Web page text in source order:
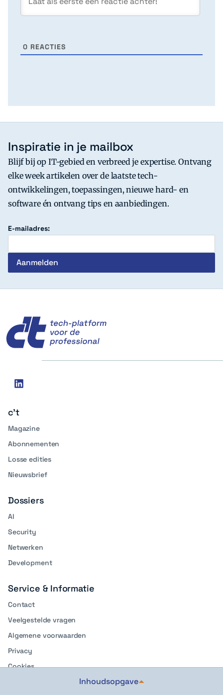
0 REACTIES
Inhoudsopgave
Inspiratie in je mailbox
Blijf bij op IT-gebied en verbreed je expertise. Ontvang
elke week artikelen over de laatste tech-
ontwikkelingen, toepassingen, nieuwe hard- en
software én ontvang tips en aanbiedingen.
E-mailadres:
Social
linkedin
c't
Magazine
Abonnementen
Losse edities
Nieuwsbrief
Dossiers
AI
Security
Netwerken
Development
Service & Informatie
Contact
Veelgestelde vragen
Algemene voorwaarden
Privacy
Cookies